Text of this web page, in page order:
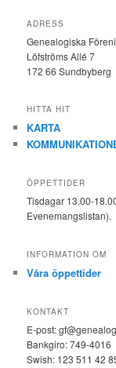
ADRESS
Genealogiska
Löfströms Allé 7
172 66 Sundbyberg
HITTA HIT
KARTA
ÖPPETTIDER
Tisdagar 13.00-
Evenemangslistan).
INFORMATION OM
Våra öppettider
KONTAKT
E-post:
Bankgiro: 749-4016
Swish: 123 511 42